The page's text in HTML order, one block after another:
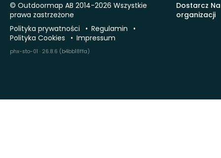
Dostarcz
organizacji
© Outdoormap AB 2014-2026 Wszystkie
prawa zastrzeżone
Polityka prywatności
Regulamin
Polityka Cookies
Impressum
phx-sto-01 · 26.8.6 (b4bb18ffa)